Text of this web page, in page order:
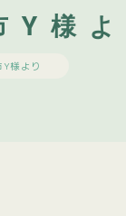
様よ
様より